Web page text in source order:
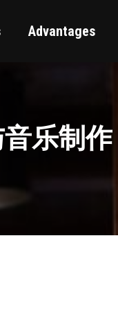
Advantages
音乐制作